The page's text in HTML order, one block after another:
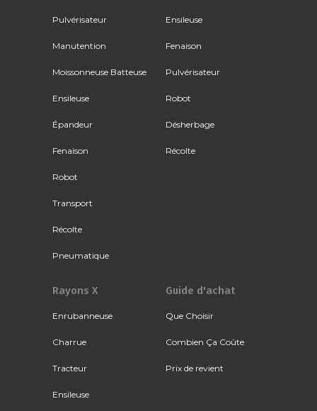
Pulvérisateur
Manutention
Moissonneuse Batteuse
Ensileuse
Épandeur
Fenaison
Robot
Transport
Récolte
Pneumatique
Ensileuse
Fenaison
Pulvérisateur
Robot
Désherbage
Récolte
Rayons X
Enrubanneuse
Charrue
Tracteur
Ensileuse
Guide d'achat
Que Choisir
Combien Ça Coûte
Prix de revient